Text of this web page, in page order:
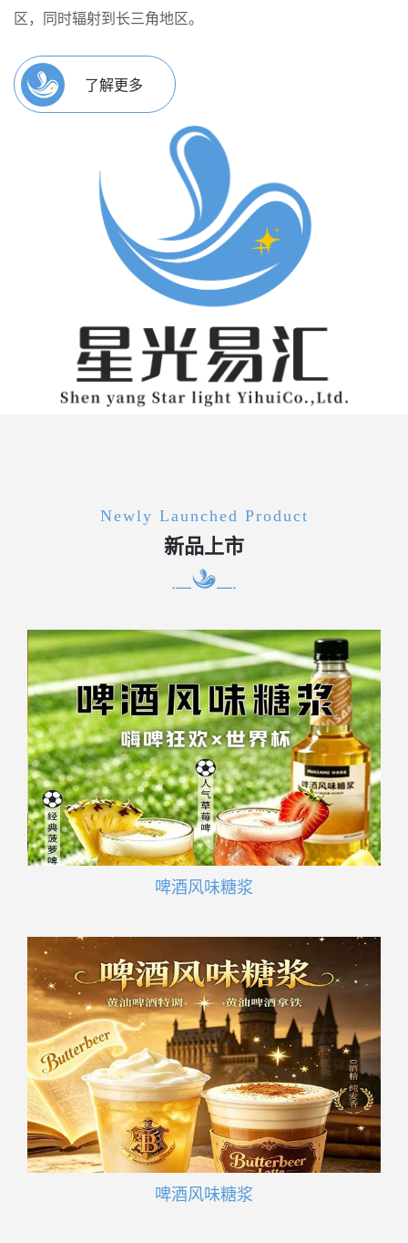
区，同时辐射到长三角地区。
了解更多
Newly Launched Product
新品上市
啤酒风味糖浆
啤酒风味糖浆